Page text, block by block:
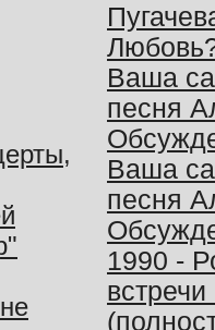
Ваша
песня
Ваша
песня
1990 -